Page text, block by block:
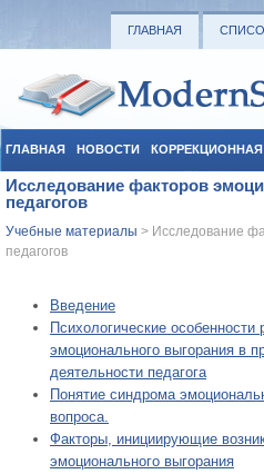
ГЛАВНАЯ
ГЛАВНАЯ НОВОСТИ
СОЦИАЛЬНАЯ ПЕДАГОГИКА УЧЕБНЫЕ
Исследование факторов
педагогов
Учебные материалы > Исследование
педагогов
Введение
Психологические особенности
эмоционального выгорания в
деятельности педагога
Понятие синдрома
вопроса.
Факторы, инициирующие
эмоционального выгорания